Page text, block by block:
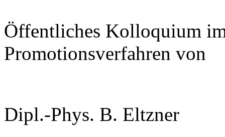
Öffentliches Kolloquium
Promotionsverfahren von
Dipl.-Phys. B. Eltzner